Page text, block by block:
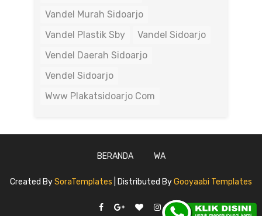
Vandel Murah Sidoarjo
Vandel Plastik Sby
Vandel Sidoarjo
Vendel Daerah Sidoarjo
Vendel Sidoarjo
Www Plakatsidoarjo Com
BERANDA WA
Created BySoraTemplates | Distributed ByGooyaabi Templates